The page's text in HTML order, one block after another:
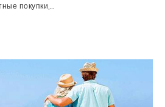
покупки,...